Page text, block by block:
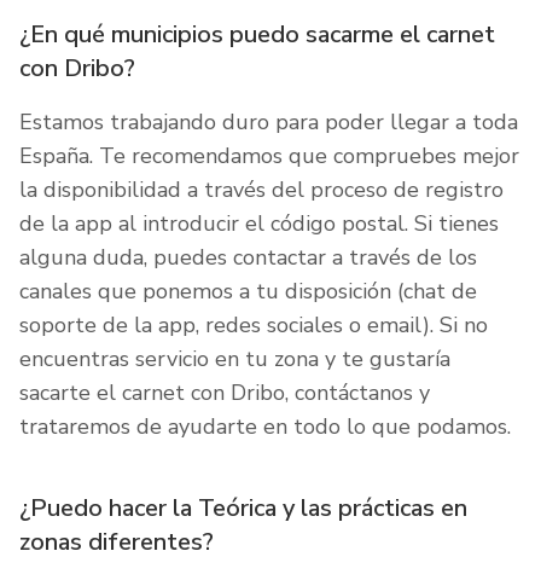
¿En qué municipios puedo sacarme el carnet
con Dribo?
Estamos trabajando duro para poder llegar a toda
España. Te recomendamos que compruebes mejor
la disponibilidad a través del proceso de registro
de la app al introducir el código postal. Si tienes
alguna duda, puedes contactar a través de los
canales que ponemos a tu disposición (chat de
soporte de la app, redes sociales o email). Si no
encuentras servicio en tu zona y te gustaría
sacarte el carnet con Dribo, contáctanos y
trataremos de ayudarte en todo lo que podamos.
¿Puedo hacer la Teórica y las prácticas en
zonas diferentes?